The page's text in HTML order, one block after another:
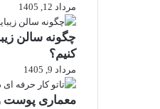
مرداد 12, 1405
چگونه سالن
کنیم؟
مرداد 9, 1405
معماری پوست